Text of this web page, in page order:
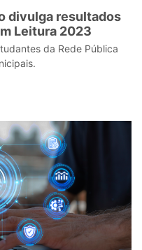
divulga resultados
Leitura 2023
da Rede Pública